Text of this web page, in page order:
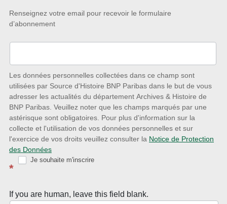
Restez
à
l’écoute
nouveautés
avec
la
Newsletter
Source
d’Histoire
Renseignez votre email pour recevoir le formulaire
d’abonnement
Les données personnelles collectées dans ce champ sont
utilisées par Source d'Histoire BNP Paribas dans le but de vous
adresser les actualités du département Archives & Histoire de
BNP Paribas. Veuillez noter que les champs marqués par une
astérisque sont obligatoires. Pour plus d'information sur la
collecte et l'utilisation de vos données personnelles et sur
l'exercice de vos droits veuillez consulter la Notice de Protection
des Données
*
Je souhaite m'inscrire
If you are human, leave this field blank.